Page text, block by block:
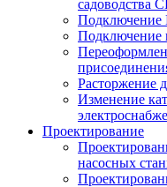
садоводства
Подключение
Подключение
Расторжение
Изменение
Проектирование
насосных